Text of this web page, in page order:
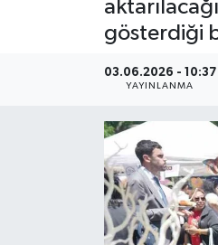
gösterdiği
03.06.2026 - 10:37
YAYINLANMA
Dış Haberler
EĞİTİM
EKONOMİ